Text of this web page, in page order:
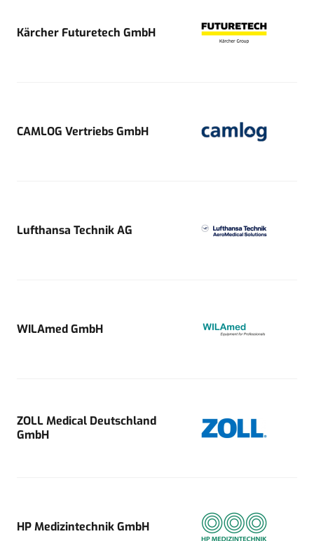
Kärcher Futuretech GmbH
CAMLOG Vertriebs GmbH
Lufthansa Technik AG
WILAmed GmbH
ZOLL Medical Deutschland
GmbH
HP Medizintechnik GmbH